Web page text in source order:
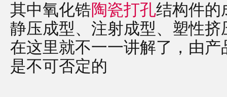
其中氧化锆陶瓷打孔结构件的
静压成型、注射成型、塑性
在这里就不一一讲解了，由
是不可否定的